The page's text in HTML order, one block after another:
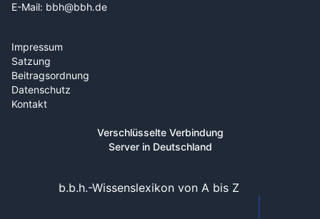
E-Mail: bbh@bbh.de
Impressum
Satzung
Beitragsordnung
Datenschutz
Kontakt
Verschlüsselte Verbindung
Server in Deutschland
b.b.h.-Wissenslexikon von A bis Z